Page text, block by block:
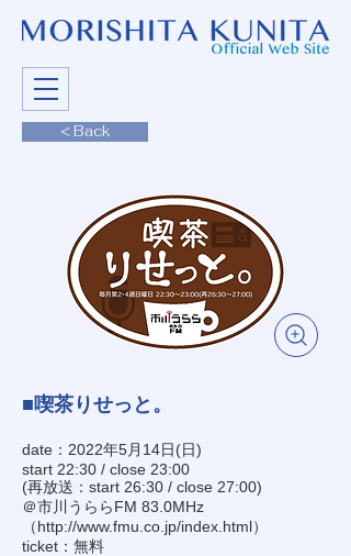
< Back
■喫茶りせっと。
date：2022年5月14日(日)
start 22:30 / close 23:00
(再放送：start 26:30 / close 27:00)
＠市川うららFM 83.0MHz
（http://www.fmu.co.jp/index.html）
ticket：無料